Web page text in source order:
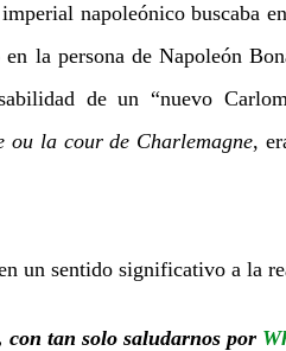
napoleónico buscaba
la persona de Napoleón
de un “nuevo
ou la cour de Charlemagne,
un sentido significativo a la
tan solo saludarnos por